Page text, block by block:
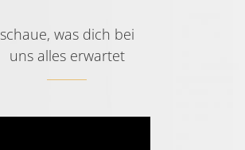
schaue, was dich bei
uns alles erwartet